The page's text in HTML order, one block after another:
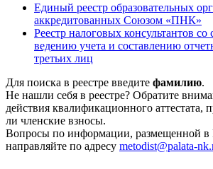
Единый реестр образовательных
аккредитованных Союзом «ПНК»
Реестр налоговых консультантов
ведению учета и составлению
третьих лиц
Для поиска в реестре введите фамилию.
Не нашли себя в реестре? Обратите
действия квалификационного аттестата,
ли членские взносы.
Вопросы по информации, размещенной в
направляйте по адресу metodist@palata-